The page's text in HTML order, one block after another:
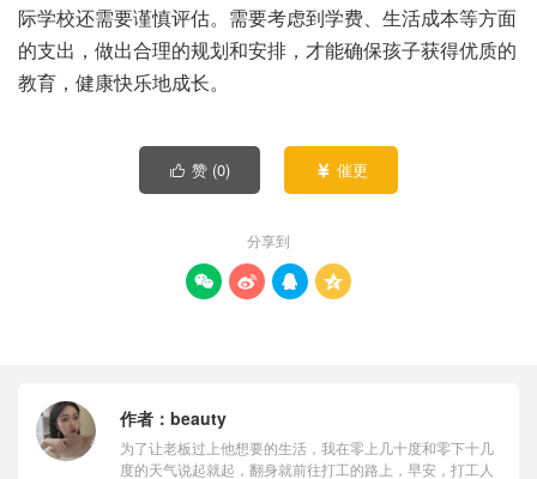
际学校还需要谨慎评估。需要考虑到学费、生活成本等方面
的支出，做出合理的规划和安排，才能确保孩子获得优质的
教育，健康快乐地成长。
 赞 (0)  催更
分享到
   
作者： beauty
为了让老板过上他想要的生活，我在零上几十度和零下十几
度的天气说起就起，翻身就前往打工的路上，早安，打工人